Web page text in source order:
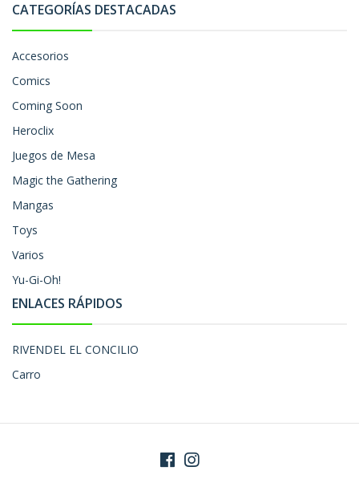
CATEGORÍAS DESTACADAS
Accesorios
Comics
Coming Soon
Heroclix
Juegos de Mesa
Magic the Gathering
Mangas
Toys
Varios
Yu-Gi-Oh!
ENLACES RÁPIDOS
RIVENDEL EL CONCILIO
Carro